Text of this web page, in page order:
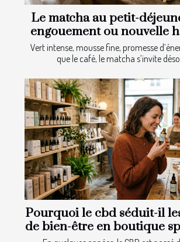
Le matcha au petit-
engouement ou nouvelle
Vert intense, mousse fine, promesse
que le café, le matcha s’invite
Pourquoi le cbd séduit-il
de bien-être en boutique